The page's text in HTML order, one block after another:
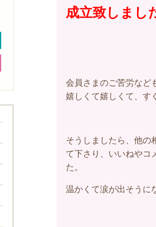
成立致しまし
会員さまのご苦労など
嬉しくて嬉しくて、す
そうしましたら、他の
て下さり、いいねやコ
た。
温かくて涙が出そうに